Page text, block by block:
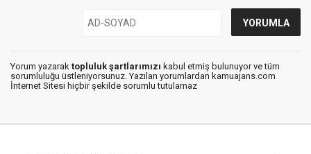
Yorum yazarak topluluk şartlarımızı kabul etmiş bulunuyor ve tüm
sorumluluğu üstleniyorsunuz. Yazılan yorumlardan kamuajans.com
İnternet Sitesi hiçbir şekilde sorumlu tutulamaz